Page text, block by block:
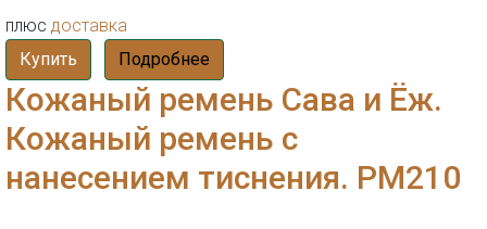
плюс доставка
Купить
Подробнее
Кожаный ремень Сава и Ёж.
Кожаный ремень с
нанесением тиснения. РМ210